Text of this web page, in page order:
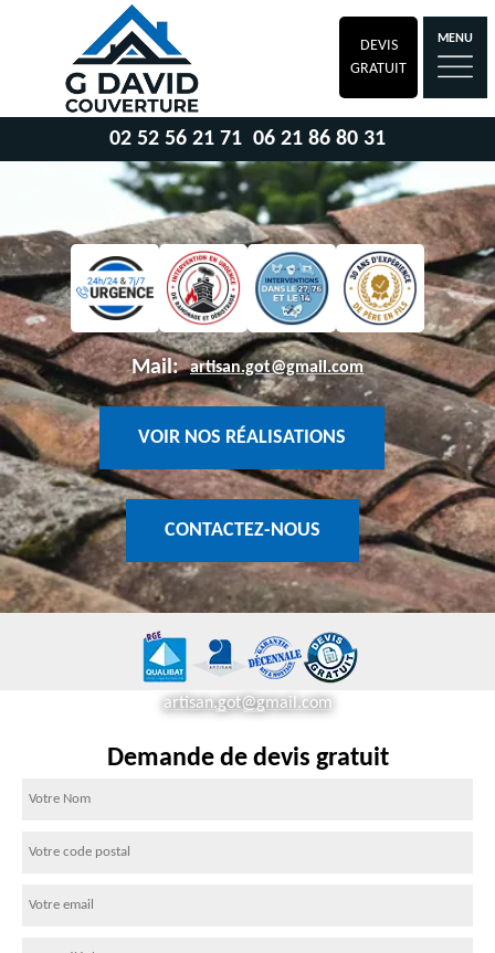
DEVIS
GRATUIT
MENU
02 52 56 21 71 06 21 86 80 31
Mail: artisan.got@gmail.com
VOIR NOS RÉALISATIONS
CONTACTEZ-NOUS
artisan.got@gmail.com
Demande de devis gratuit